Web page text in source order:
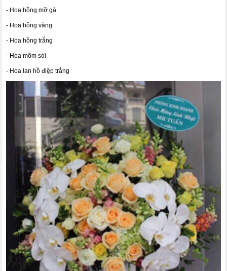
- Hoa hồng mỡ gà
- Hoa hồng vàng
- Hoa hồng trắng
- Hoa mõm sói
- Hoa lan hồ điệp trắng